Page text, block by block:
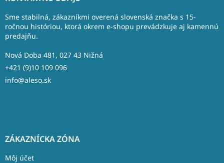
Sme stabilná, zákazníkmi overená slovenská značka s 15-
ročnou históriou, ktorá okrem e-shopu prevádzkuje aj kamennú
predajňu.
Nová Doba 481, 027 43 Nižná
+421 (9)10 109 096
info@aleso.sk
ZÁKAZNÍCKA ZÓNA
Môj účet